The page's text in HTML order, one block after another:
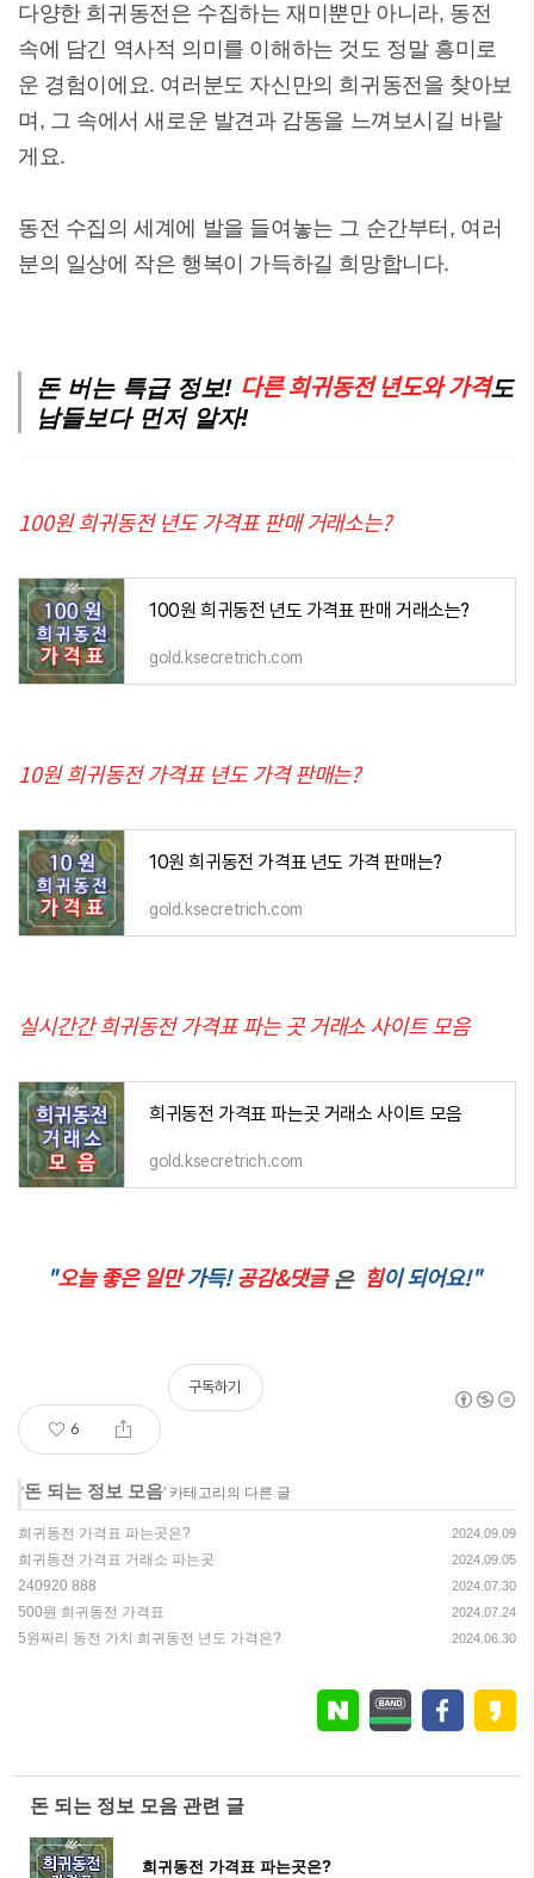
다양한 희귀동전은 수집하는 재미뿐만 아니라, 동전
속에 담긴 역사적 의미를 이해하는 것도 정말 흥미로
운 경험이에요. 여러분도 자신만의 희귀동전을 찾아보
며, 그 속에서 새로운 발견과 감동을 느껴보시길 바랄
게요.
동전 수집의 세계에 발을 들여놓는 그 순간부터, 여러
분의 일상에 작은 행복이 가득하길 희망합니다.
돈 버는 특급 정보! 다른 희귀동전 년도와 가격도
남들보다 먼저 알자!
100원 희귀동전 년도 가격표 판매 거래소는?
100원 희귀동전 년도 가격표 판매 거래소는?
gold.ksecretrich.com
10원 희귀동전 가격표 년도 가격 판매는?
10원 희귀동전 가격표 년도 가격 판매는?
gold.ksecretrich.com
실시간간 희귀동전 가격표 파는 곳 거래소 사이트 모음
희귀동전 가격표 파는곳 거래소 사이트 모음
gold.ksecretrich.com
"오늘 좋은 일만가득!공감&댓글 은 힘이 되어요!"
6
구독하기
'돈 되는 정보 모음' 카테고리의 다른 글
희귀동전 가격표 파는곳은? 2024.09.09
희귀동전 가격표 거래소 파는곳 2024.09.05
240920 888 2024.07.30
500원 희귀동전 가격표 2024.07.24
5원짜리 동전 가치 희귀동전 년도 가격은? 2024.06.30
돈 되는 정보 모음 관련 글
희귀동전 가격표 파는곳은?